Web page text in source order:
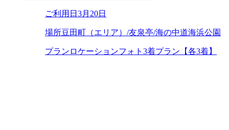
ご利用日 3月20日
場所豆田町（エリア）/友泉亭/海の中道海浜公園
プラン ロケーションフォト3着プラン【各3着】